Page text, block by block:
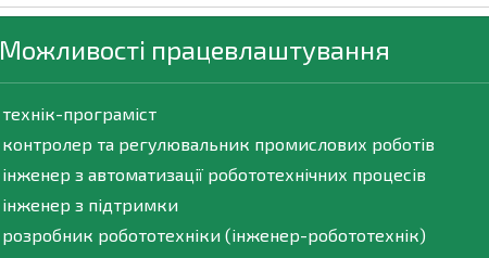
Можливості працевлаштування
технік-програміст
контролер та регулювальник промислових роботів
інженер з автоматизації робототехнічних процесів
інженер з підтримки
розробник робототехніки (інженер-робототехнік)